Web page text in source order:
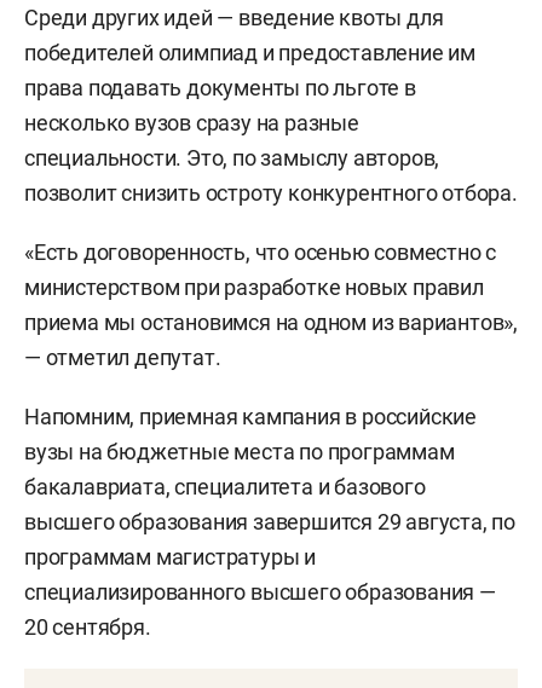
Среди других идей — введение квоты для
победителей олимпиад и предоставление им
права подавать документы по льготе в
несколько вузов сразу на разные
специальности. Это, по замыслу авторов,
позволит снизить остроту конкурентного отбора.
«Есть договоренность, что осенью совместно с
министерством при разработке новых правил
приема мы остановимся на одном из вариантов»,
— отметил депутат.
Напомним, приемная кампания в российские
вузы на бюджетные места по программам
бакалавриата, специалитета и базового
высшего образования завершится 29 августа, по
программам магистратуры и
специализированного высшего образования —
20 сентября.